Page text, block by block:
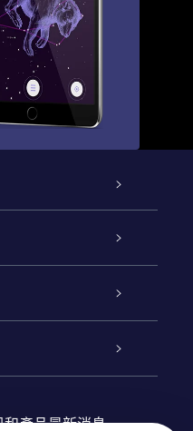
產品最新消息